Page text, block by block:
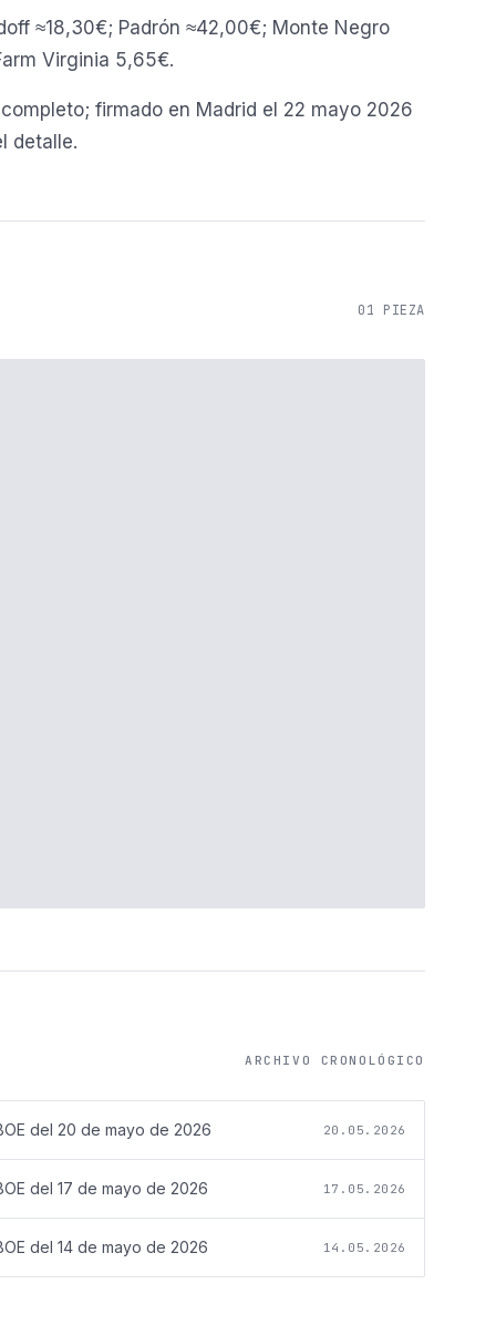
≈18,30€; Padrón ≈42,00€; Monte Negro
Virginia 5,65€.
firmado en Madrid el 22 mayo 2026
detalle.
01 PIEZA
ARCHIVO CRONOLÓGICO
del 20 de mayo de 2026 20.05.2026
del 17 de mayo de 2026 17.05.2026
del 14 de mayo de 2026 14.05.2026